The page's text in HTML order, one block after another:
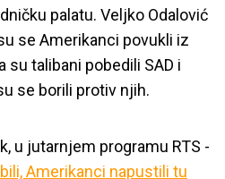
palatu. Veljko Odalović
se Amerikanci povukli iz
su talibani pobedili SAD i
se borili protiv njih.
u jutarnjem programu RTS -
Amerikanci napustili tu